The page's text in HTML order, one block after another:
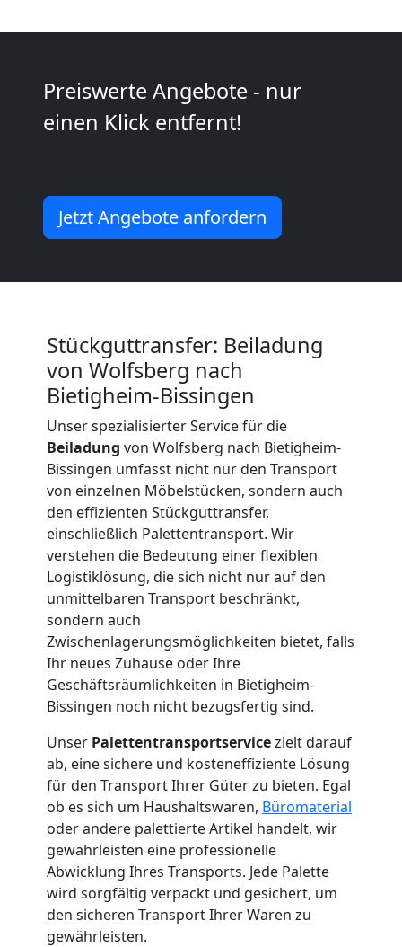
Preiswerte Angebote - nur
einen Klick entfernt!
Jetzt Angebote anfordern
Stückguttransfer: Beiladung
von Wolfsberg nach
Bietigheim-Bissingen
Unser spezialisierter Service für die
Beiladung von Wolfsberg nach Bietigheim-
Bissingen umfasst nicht nur den Transport
von einzelnen Möbelstücken, sondern auch
den effizienten Stückguttransfer,
einschließlich Palettentransport. Wir
verstehen die Bedeutung einer flexiblen
Logistiklösung, die sich nicht nur auf den
unmittelbaren Transport beschränkt,
sondern auch
Zwischenlagerungsmöglichkeiten bietet, falls
Ihr neues Zuhause oder Ihre
Geschäftsräumlichkeiten in Bietigheim-
Bissingen noch nicht bezugsfertig sind.
Unser Palettentransportservicezielt darauf
ab, eine sichere und kosteneffiziente Lösung
für den Transport Ihrer Güter zu bieten. Egal
ob es sich um Haushaltswaren, Büromaterial
oder andere palettierte Artikel handelt, wir
gewährleisten eine professionelle
Abwicklung Ihres Transports. Jede Palette
wird sorgfältig verpackt und gesichert, um
den sicheren Transport Ihrer Waren zu
gewährleisten.
Möbeltransport
International
National
Internationaler
Umzug
Nationaler
Umzug